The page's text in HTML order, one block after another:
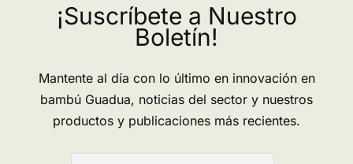
¡Suscríbete a Nuestro
Boletín!
Mantente al día con lo último en innovación en
bambú Guadua, noticias del sector y nuestros
productos y publicaciones más recientes.